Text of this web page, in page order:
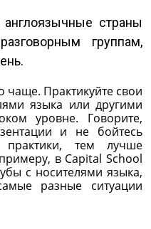
страны
группам,
чаще. Практикуйте свои
языка или другими
уровне. Говорите,
и не бойтесь
тем лучше
в Capital School
с носителями языка,
разные ситуации